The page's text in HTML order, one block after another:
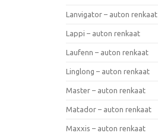
Lanvigator – auton renkaat
Lappi – auton renkaat
Laufenn – auton renkaat
Linglong – auton renkaat
Master – auton renkaat
Matador – auton renkaat
Maxxis – auton renkaat